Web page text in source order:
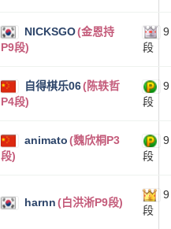
NICKSGO(金恩持
P9段)
9
段
自得棋乐06(陈轶哲
P4段)
9
段
animato(魏欣桐P3
段)
9
段
harnn(白洪淅P9段)
9
段